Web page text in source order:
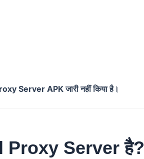
Server APK जारी नहीं किया है।
Proxy Server है?